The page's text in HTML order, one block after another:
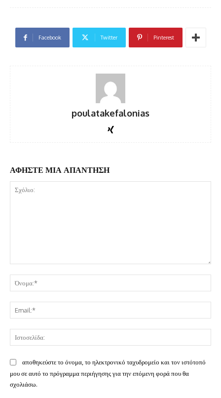
Facebook Twitter Pinterest
poulatakefalonias
ΑΦΗΣΤΕ ΜΙΑ ΑΠΑΝΤΗΣΗ
αποθηκεύστε το όνομα, το ηλεκτρονικό ταχυδρομείο και τον ιστότοπό
μου σε αυτό το πρόγραμμα περιήγησης για την επόμενη φορά που θα
σχολιάσω.